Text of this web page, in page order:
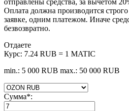
отправлены средства, за вычетом
Оплата должна производится
заявке, одним платежом. Иначе
безвозвратно.
Отдаете
Курс: 7.24 RUB = 1 MATIC
min.: 5 000 RUB max.: 50 000 RUB
Сумма*: